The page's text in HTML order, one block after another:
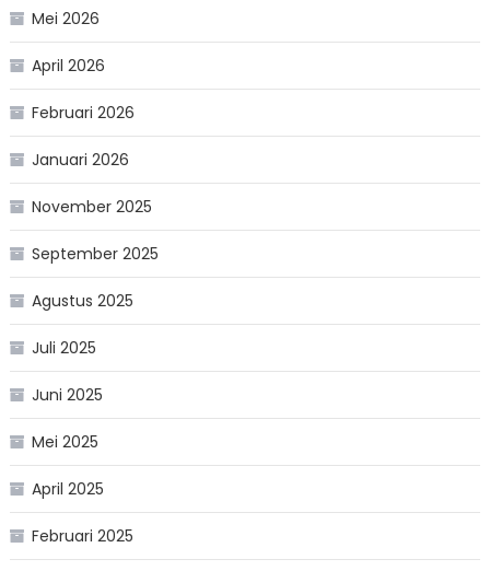
Mei 2026
April 2026
Februari 2026
Januari 2026
November 2025
September 2025
Agustus 2025
Juli 2025
Juni 2025
Mei 2025
April 2025
Februari 2025